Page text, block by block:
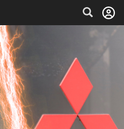
メ情報・プレミアムレストラン予約